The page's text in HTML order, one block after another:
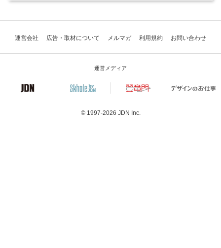
運営会社 広告・取材について メルマガ 利用規約 お問い合わせ
運営メディア
© 1997-2026 JDN Inc.